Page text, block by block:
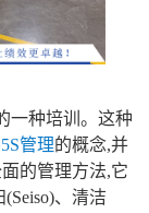
一种培训。这种
管理的概念,并
的管理方法,它
、清洁